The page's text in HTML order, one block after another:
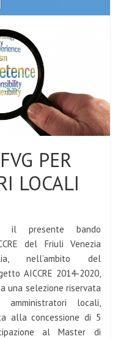
PER
LOCALI
il presente bando
del Friuli Venezia
nell’ambito del
AICCRE 2014-2020,
una selezione riservata
amministratori locali,
alla concessione di 5
al Master di